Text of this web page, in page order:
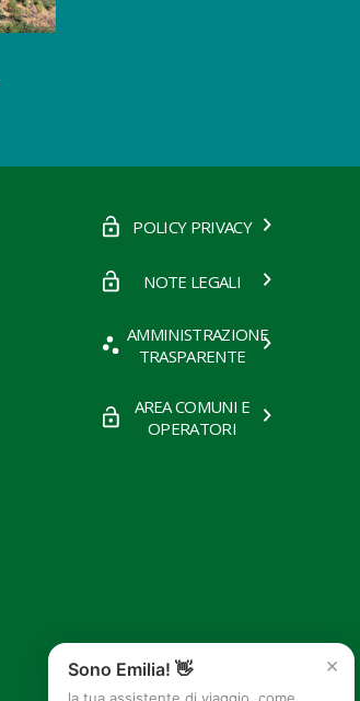
POLICY PRIVACY
NOTE LEGALI
AMMINISTRAZIONE
TRASPARENTE
AREA COMUNI E
OPERATORI
×
Sono Emilia! 👋